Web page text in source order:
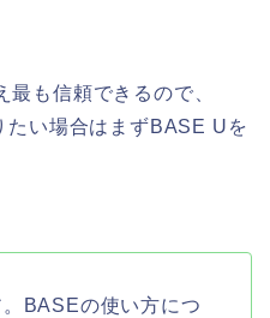
も信頼できるので、
たい場合はまずBASE Uを
BASEの使い方につ